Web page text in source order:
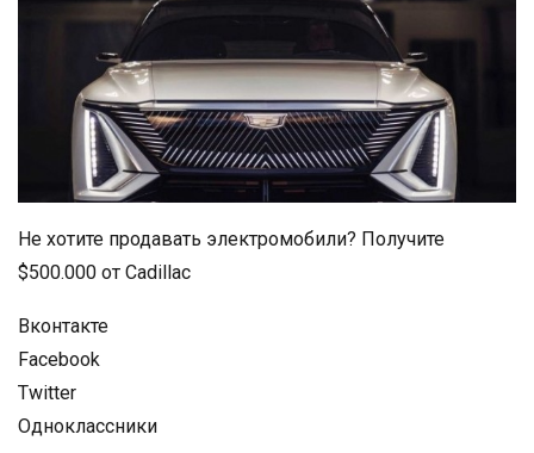
Не хотите продавать электромобили? Получите
$500.000 от Cadillac
Вконтакте
Facebook
Twitter
Одноклассники